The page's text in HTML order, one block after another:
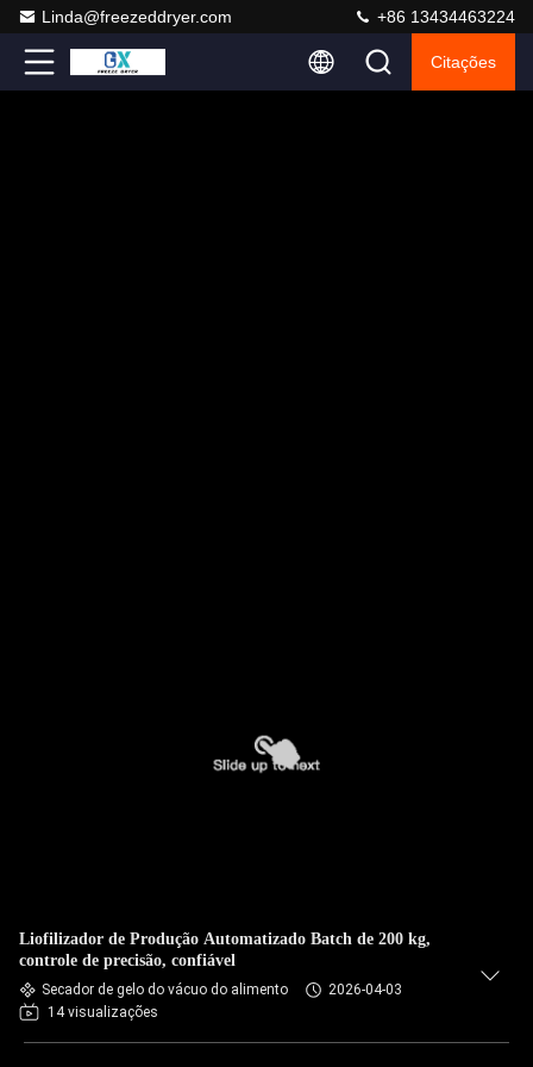
Linda@freezeddryer.com +86 13434463224
Citações
Liofilizador de Produção Automatizado Batch de 200 kg,
controle de precisão, confiável
Secador de gelo do vácuo do alimento
2026-04-03
14 visualizações